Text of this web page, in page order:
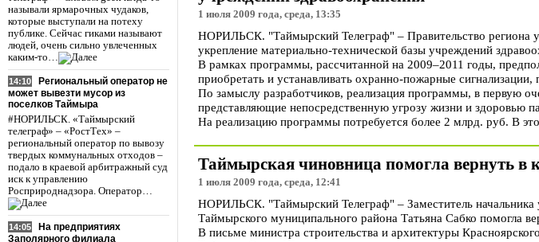
называли ярмарочных чудаков,
которые выступали на потеху
публике. Сейчас гиками называют
людей, очень сильно увлеченных
каким-то…
14:10
Региональный оператор не
может вывезти мусор из
поселков Таймыра
#НОРИЛЬСК. «Таймырский
телеграф» – «РостТех» –
региональный оператор по вывозу
твердых коммунальных отходов –
подало в краевой арбитражный суд
иск к управлению
Росприроднадзора. Оператор…
14:05
На предприятиях
Заполярного филиала
1 июля 2009 года, среда, 13:35
НОРИЛЬСК. "Таймырский Телеграф" – Правительство региона
укрепление материально-технической базы учреждений
В рамках программы, рассчитанной на 2009–2011 годы,
приобретать и устанавливать охранно-пожарные
По замыслу разработчиков, реализация программы, в первую
представляющие непосредственную угрозу жизни и здоровью
На реализацию программы потребуется более 2 млрд. руб. В
Таймырская чиновница помогла вернуть в
1 июля 2009 года, среда, 12:41
НОРИЛЬСК. "Таймырский Телеграф" – Заместитель начальника
Таймырского муниципального района Татьяна Сабко помогла
В письме министра строительства и архитектуры